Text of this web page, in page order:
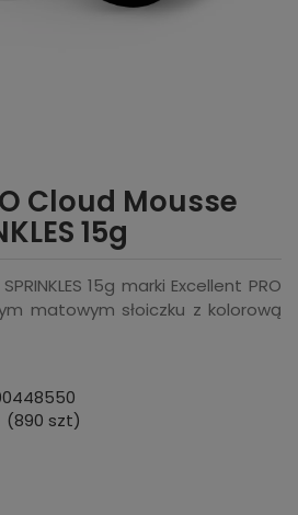
Cloud Mousse
15g
15g marki Excellent PRO
matowym słoiczku z kolorową
(890 szt)